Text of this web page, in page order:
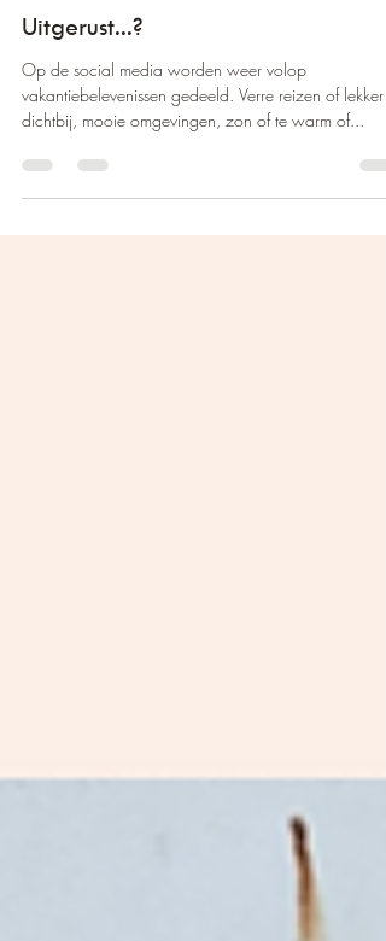
28 aug 2023 2 minuten om te lezen
Uitgerust...?
Op de social media worden weer volop
vakantiebelevenissen gedeeld. Verre reizen of lekker